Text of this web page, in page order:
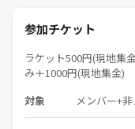
参加チケット
ラケット500円(現地
み＋1000円(現地集金)
対象 メンバー+